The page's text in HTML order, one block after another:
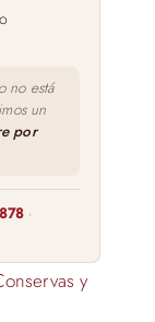
no está
un
por
·
y